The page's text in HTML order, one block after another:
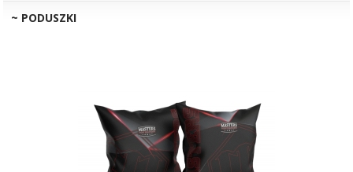
~ PODUSZKI